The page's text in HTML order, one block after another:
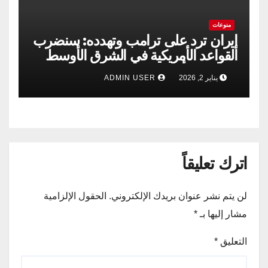
منوعات
إيران ترد على ترامب وتهدده: سنضرب
القواعد الأمريكية في الشرق الأوسط
إذا حدثت أي مغامرة
يناير 2, 2026
اترك تعليقاً
لن يتم نشر عنوان بريدك الإلكتروني. الحقول الإلزامية
مشار إليها بـ *
التعليق *